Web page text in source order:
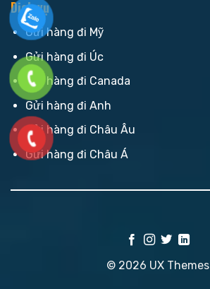
Dịch vụ
Gửi hàng đi Mỹ
Gửi hàng đi Úc
Gửi hàng đi Canada
Gửi hàng đi Anh
Gửi hàng đi Châu Âu
Gửi hàng đi Châu Á
© 2026 UX Themes